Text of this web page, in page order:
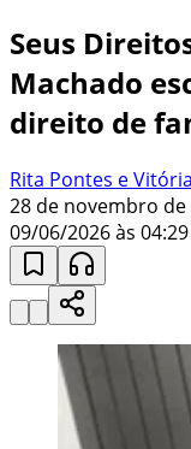
Seus
Machado
direito de
Rita Pontes e
28 de novembro de
09/06/2026 às 04:29